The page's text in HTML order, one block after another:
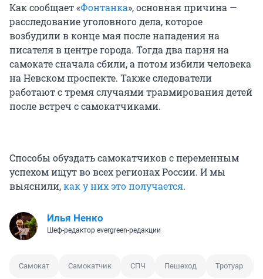
Как сообщает «Фонтанка», основная причина —
расследование уголовного дела, которое
возбудили в конце мая после нападения на
писателя в центре города. Тогда два парня на
самокате сначала сбили, а потом избили человека
на Невском проспекте. Также следователи
работают с тремя случаями травмирования детей
после встреч с самокатчиками.
Способы обуздать самокатчиков с переменным
успехом ищут во всех регионах России. И мы
выяснили,как у них это получается.
Илья Ненко
Шеф-редактор evergreen-редакции
Самокат Самокатчик СПЧ Пешеход Тротуар